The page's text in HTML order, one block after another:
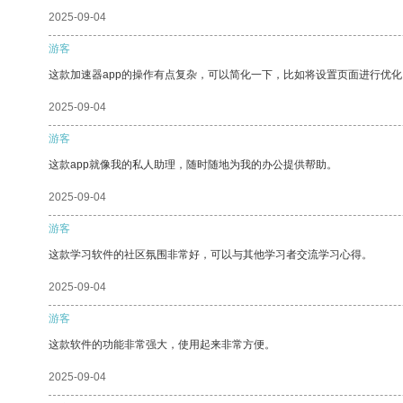
2025-09-04
游客
这款加速器app的操作有点复杂，可以简化一下，比如将设置页面进行优
2025-09-04
游客
这款app就像我的私人助理，随时随地为我的办公提供帮助。
2025-09-04
游客
这款学习软件的社区氛围非常好，可以与其他学习者交流学习心得。
2025-09-04
游客
这款软件的功能非常强大，使用起来非常方便。
2025-09-04